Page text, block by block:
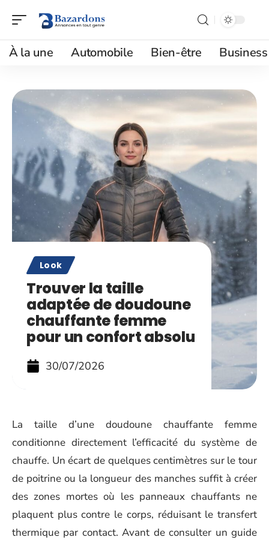
À la une Automobile Bien-être Business
Look
Trouver la taille
adaptée de doudoune
chauffante femme
pour un confort absolu
30/07/2026
La taille d’une doudoune chauffante femme
conditionne directement l’efficacité du système de
chauffe. Un écart de quelques centimètres sur le tour
de poitrine ou la longueur des manches suffit à créer
des zones mortes où les panneaux chauffants ne
plaquent plus contre le corps, réduisant le transfert
thermique par contact. Avant de consulter un guide